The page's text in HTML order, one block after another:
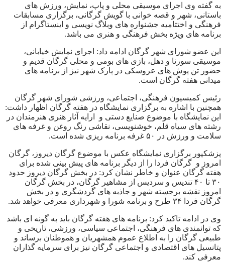
به گفته وی اجرای موسیقی محلی و پاپ، نمایش، ورزش های
باستانی، شهر و قصه خوانی با گویش گرگانی، برگزاری مسابقات
فرهنگی و اختتامیه جشنواره های وبلاگ نویسی و اینستاگرام از
برنامه های ویژه بخش فرهنگی و هنری می باشد.
این عضو شورای شهر گرگان ادامه داد: اجرای نمایش خیابانی،
موسیقی سورنا و دهل، بازی های بومی و محلی گرگان قدیم و
حضور تن پوش های عروسکی در پارک شهر نیز از برنامه های
میدانی هفته گرگان است.
رئیس کمیسیون فرهنگی، اجتماعی، ورزشی شورای شهر گرگان
همچنین با اشاره به برگزاری نمایشگاه در هفته گرگان اظهار داشت:
این نمایشگاه با موضوع صنایع دستی و ارایه آثار هنری هنرمندان در
رشته های سیاه قلم، خوشنویسی، نقاشی رنگ روغن و غرفه های
سلامت و ورزش در ۵۰ غرفه برنامه ریزی شده است.
پزشکپور برگزاری نمایشگاه عکس با موضوع گرگان دیروز، گرگان
امروز و گرگان فردا را از دیگر برنامه های پیش بینی شده برای
هفته گرگان عنوان و خاطر نشان کرد: در بخش گرگان دیروز حدود
۳۰ تا ۴۰ تندیس و سردیس از مشاهیر گرگان، در بخش گرگان
امروز نقشه برجسته شهر و جاذبه های گردشگری و در بخش
گرگان فردا ۳۴ طرح و برنامه شورا و شهرداری معرفی خواهد شد.
وی در ادامه تاکید کرد: برنامه های هفته گرگان باید به گونه ای باشد
که توانمندی های فرهنگی، اجتماعی سیاسی، ورزشی، تاریخی و
طبیعی گرگان را به اطلاع عموم همشهریان و هموطنان برساند و
پتانسیل های اقتصادی و اجتماعی گرگان نیز برای سرمایه گذاران
معرفی کند.